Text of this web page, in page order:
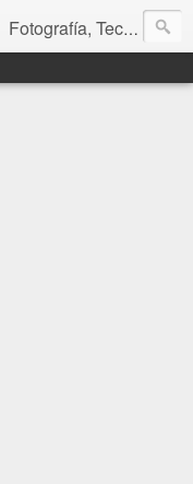
Fotografía, Tecnología, Cine y Videojuegos en un Blog Multitemática. El rinconcito del creador de FotoMuseo 3D y Left 4 SGC.